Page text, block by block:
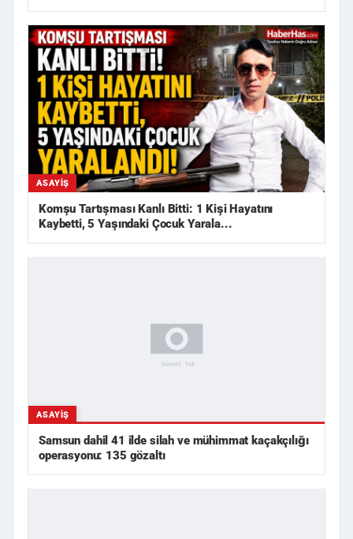
ASAYIŞ
Komşu Tartışması Kanlı Bitti: 1 Kişi Hayatını
Kaybetti, 5 Yaşındaki Çocuk Yarala...
ASAYIŞ
Samsun dahil 41 ilde silah ve mühimmat kaçakçılığı
operasyonu: 135 gözaltı